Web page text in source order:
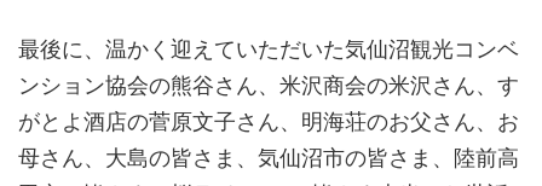
最後に、温かく迎えていただいた気仙沼観光コンベ
ンション協会の熊谷さん、米沢商会の米沢さん、す
がとよ酒店の菅原文子さん、明海荘のお父さん、お
母さん、大島の皆さま、気仙沼市の皆さま、陸前高